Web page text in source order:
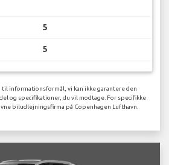
5
5
informationsformål, vi kan ikke garantere den
og specifikationer, du vil modtage. For specifikke
biludlejningsfirma på Copenhagen Lufthavn.